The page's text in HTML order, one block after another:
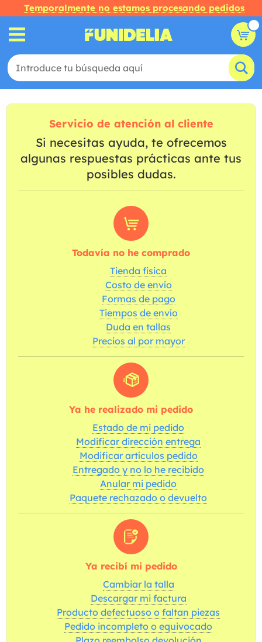
Temporalmente no estamos procesando pedidos
Servicio de atención al cliente
Si necesitas ayuda, te ofrecemos
algunas respuestas prácticas ante tus
posibles dudas.
Todavía no he comprado
Tienda física
Costo de envío
Formas de pago
Tiempos de envío
Duda en tallas
Precios al por mayor
Ya he realizado mi pedido
Estado de mi pedido
Modificar dirección entrega
Modificar artículos pedido
Entregado y no lo he recibido
Anular mi pedido
Paquete rechazado o devuelto
Ya recibí mi pedido
Cambiar la talla
Descargar mi factura
Producto defectuoso o faltan piezas
Pedido incompleto o equivocado